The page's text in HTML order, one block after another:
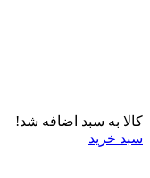
کالا به سبد اضافه شد!
سبد خرید